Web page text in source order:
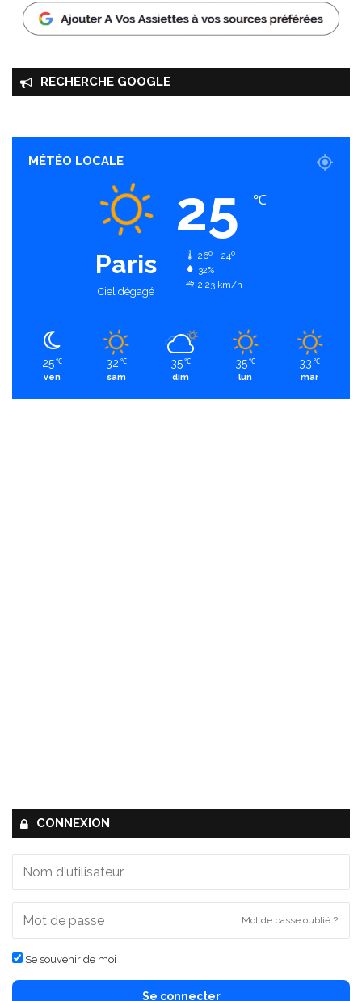
RECHERCHE GOOGLE
MÉTÉO LOCALE
Paris
Ciel dégagé
25 ℃
26º - 24º
32%
2.23 km/h
25 ℃
ven
32 ℃
sam
35 ℃
dim
35 ℃
lun
33 ℃
mar
CONNEXION
Mot de passe oublié ?
Se souvenir de moi
Se connecter